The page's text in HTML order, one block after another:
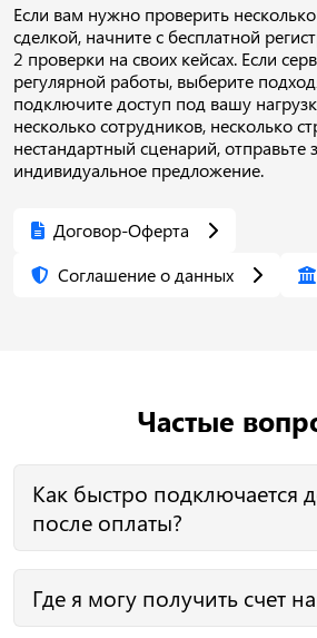
Если вам нужно проверить
сделкой, начните с бесплатной
2 проверки на своих кейсах. Если
регулярной работы, выберите
подключите доступ под вашу
несколько сотрудников, несколько
нестандартный сценарий, отправьте
индивидуальное предложение.
Договор-Оферта
Соглашение о данных
Частые
Как быстро подключается
после оплаты?
подключается в течение 1-3
зависит от формата оплаты,
Где я могу получить счет